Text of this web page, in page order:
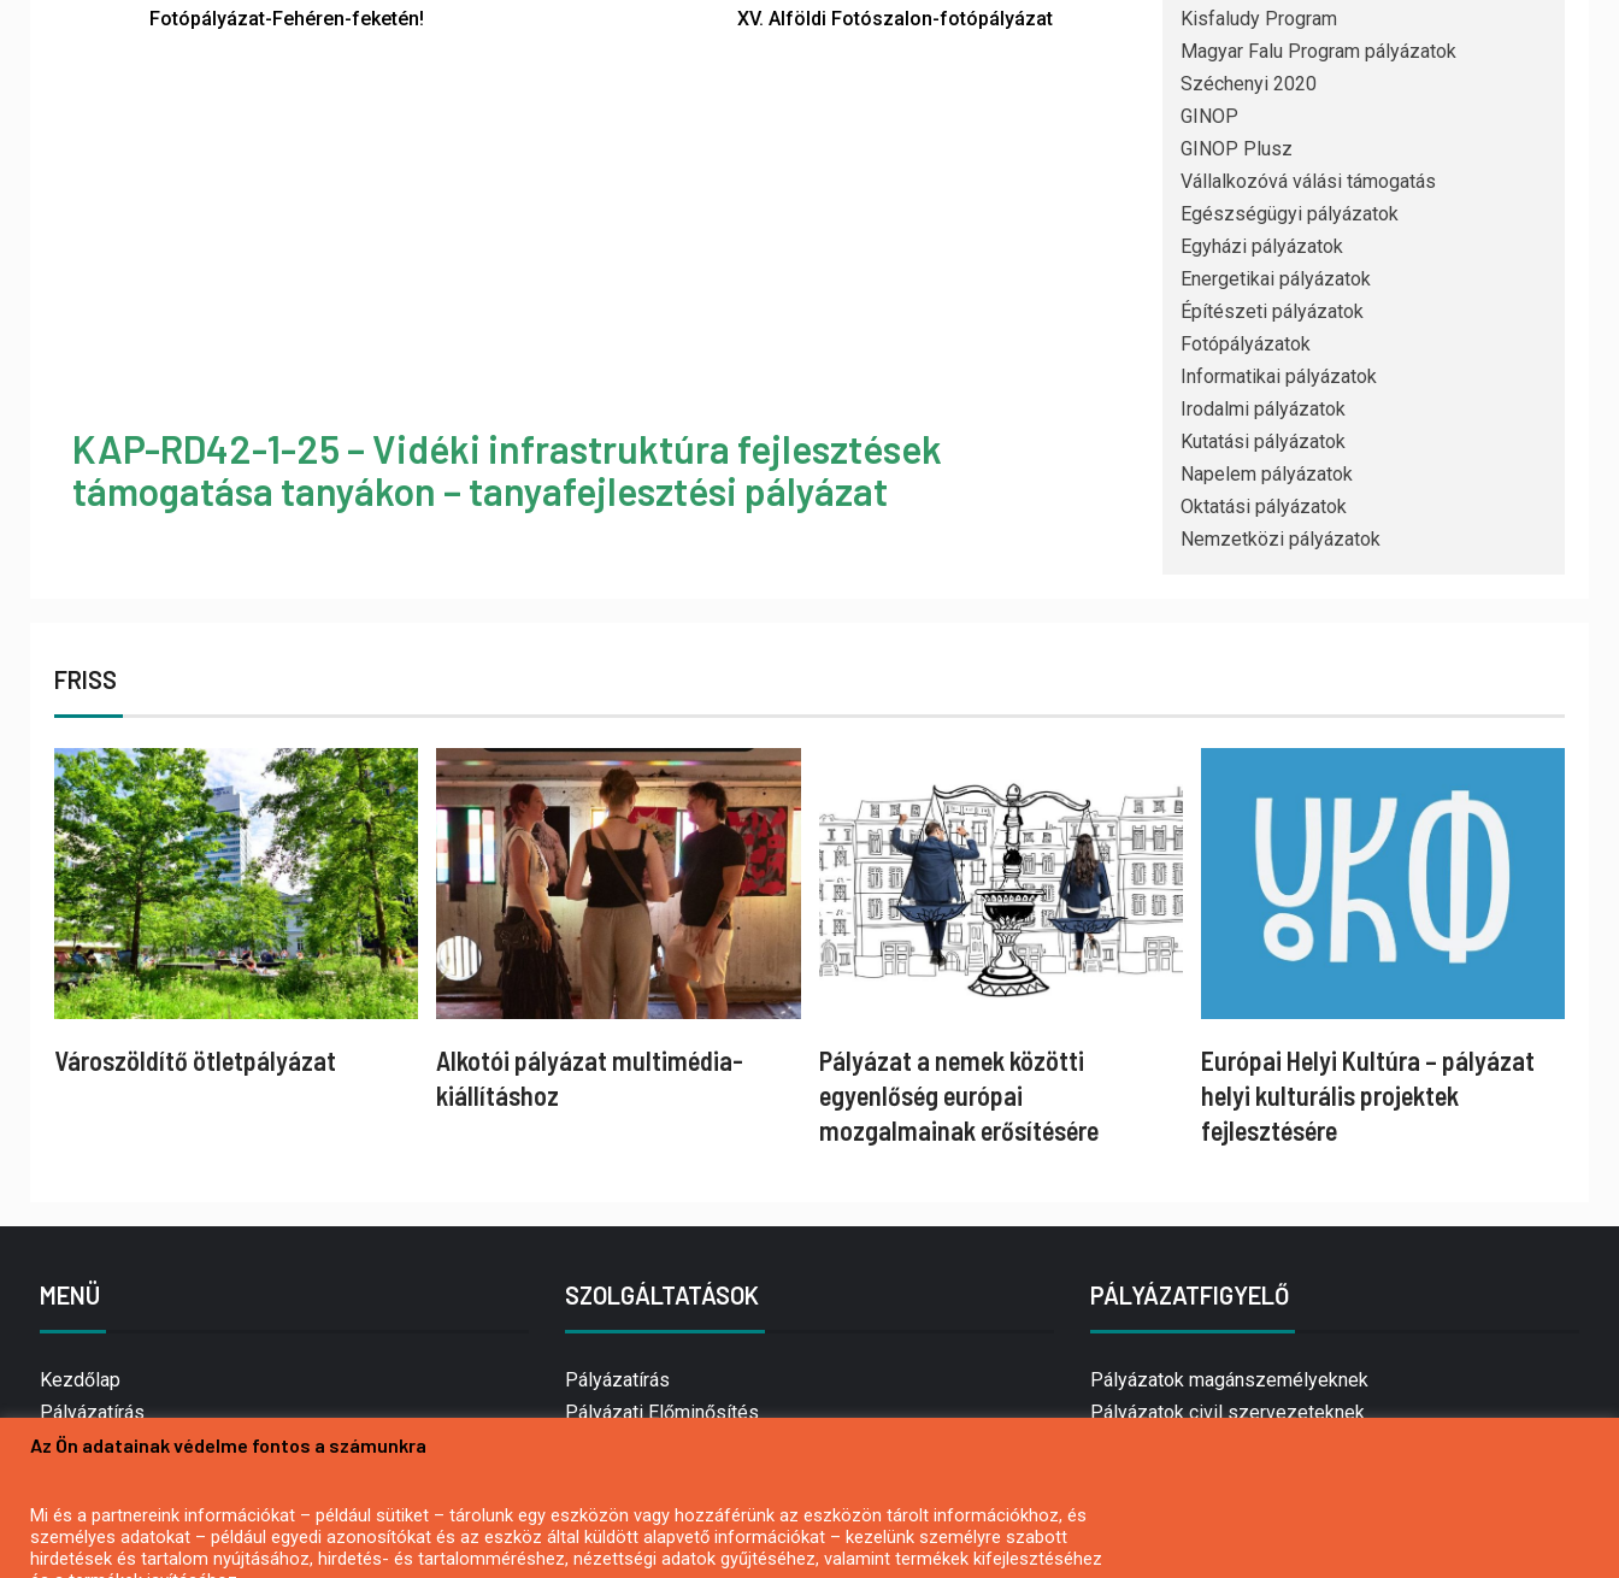
Fotópályázat-Fehéren-feketén!
XV. Alföldi Fotószalon-fotópályázat
KAP-RD42-1-25 – Vidéki infrastruktúra fejlesztések
támogatása tanyákon – tanyafejlesztési pályázat
Kisfaludy Program
Magyar Falu Program pályázatok
Széchenyi 2020
GINOP
GINOP Plusz
Vállalkozóvá válási támogatás
Egészségügyi pályázatok
Egyházi pályázatok
Energetikai pályázatok
Építészeti pályázatok
Fotópályázatok
Informatikai pályázatok
Irodalmi pályázatok
Kutatási pályázatok
Napelem pályázatok
Oktatási pályázatok
Nemzetközi pályázatok
FRISS
Városzöldítő ötletpályázat
Alkotói pályázat multimédia-
kiállításhoz
Pályázat a nemek közötti
egyenlőség európai
mozgalmainak erősítésére
Európai Helyi Kultúra – pályázat
helyi kulturális projektek
fejlesztésére
MENÜ
Kezdőlap
Pályázatírás
Bemutatkozás
Hírlevél feliratkozás
Impresszum
SZOLGÁLTATÁSOK
Pályázatírás
Pályázati Előminősítés
Mezőgazdasági pályázatírás
Pályázatírás magánszemélyeknek
PÁLYÁZATFIGYELŐ
Pályázatok magánszemélyeknek
Pályázatok civil szervezeteknek
Az Ön adatainak védelme fontos a számunkra
Mi és a partnereink információkat – például sütiket – tárolunk egy eszközön vagy hozzáférünk az eszközön tárolt információkhoz, és
személyes adatokat – például egyedi azonosítókat és az eszköz által küldött alapvető információkat – kezelünk személyre szabott
hirdetések és tartalom nyújtásához, hirdetés- és tartalomméréshez, nézettségi adatok gyűjtéséhez, valamint termékek kifejlesztéséhez